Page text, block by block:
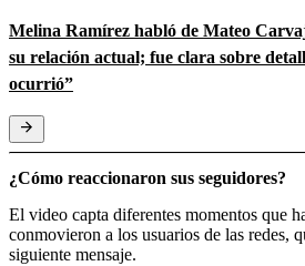
Melina Ramírez habló de Mateo
su relación actual; fue clara sobre
ocurrió”
¿Cómo reaccionaron sus seguidores?
El video capta diferentes momentos que
conmovieron a los usuarios de las redes,
siguiente mensaje.